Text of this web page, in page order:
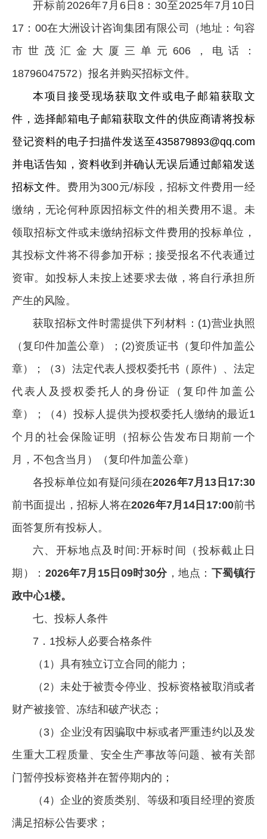
开标前2026年7月6日8：30至2025年7月10日
17：00在大洲设计咨询集团有限公司（地址：句容
市世茂汇金大厦三单元606，电话：
18796047572）报名并购买招标文件。
本项目接受现场获取文件或电子邮箱获取文
件，选择邮箱电子邮箱获取文件的供应商请将投标
登记资料的电子扫描件发送至435879893@qq.com
并电话告知，资料收到并确认无误后通过邮箱发送
招标文件。 费用为300元/标段，招标文件费用一经
缴纳，无论何种原因招标文件的相关费用不退。未
领取招标文件或未缴纳招标文件费用的投标单位，
其投标文件将不得参加开标；接受报名不代表通过
资审。如投标人未按上述要求去做，将自行承担所
产生的风险。
获取招标文件时需提供下列材料：(1)营业执照
（复印件加盖公章）；(2)资质证书（复印件加盖公
章）；（3）法定代表人授权委托书（原件）、法定
代表人及授权委托人的身份证（复印件加盖公
章）；（4）投标人提供为授权委托人缴纳的最近1
个月的社会保险证明（招标公告发布日期前一个
月，不包含当月）（复印件加盖公章）
各投标单位如有疑问须在2026年7月 13 日 17:30
前书面提出，招标人将在2026年7月 14 日 17:00前书
面答复所有投标人。
六、开标地点及时间:开标时间（投标截止日
期）： 2026年7月 15日 09时30分，地点： 下蜀镇行
政中心1楼。
七、投标人条件
7．1投标人必要合格条件
（1）具有独立订立合同的能力；
（2）未处于被责令停业、投标资格被取消或者
财产被接管、冻结和破产状态；
（3）企业没有因骗取中标或者严重违约以及发
生重大工程质量、安全生产事故等问题、被有关部
门暂停投标资格并在暂停期内的；
（4）企业的资质类别、等级和项目经理的资质
满足招标公告要求；